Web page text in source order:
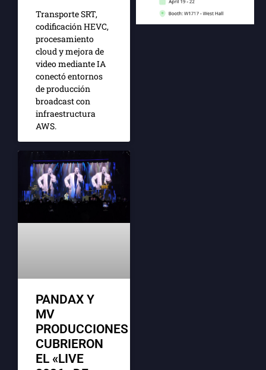
Transporte SRT,
codificación HEVC,
procesamiento
cloud y mejora de
video mediante IA
conectó entornos
de producción
broadcast con
infraestructura
AWS.
PANDAX Y
MV
PRODUCCIONES
CUBRIERON
EL «LIVE